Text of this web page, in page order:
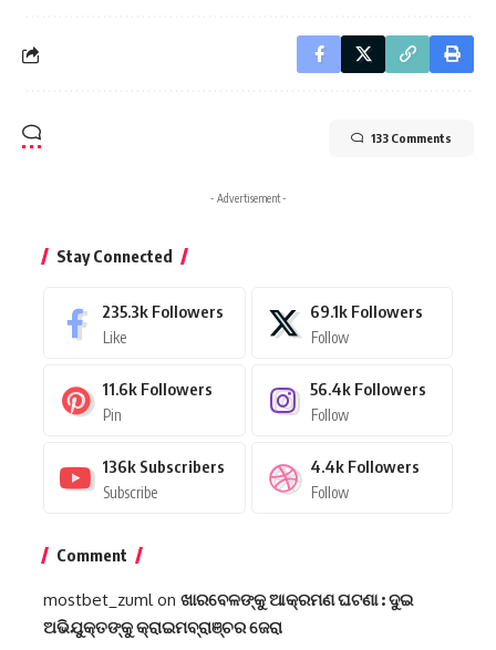
133 Comments
- Advertisement -
Stay Connected
235.3k Followers
Like
69.1k Followers
Follow
11.6k Followers
Pin
56.4k Followers
Follow
136k Subscribers
Subscribe
4.4k Followers
Follow
Comment
mostbet_zumlon ଖାରବେଳଙ୍କୁ ଆକ୍ରମଣ ଘଟଣା : ଦୁଇ
ଅଭିଯୁକ୍ତଙ୍କୁ କ୍ରାଇମବ୍ରାଞ୍ଚର ଜେରା